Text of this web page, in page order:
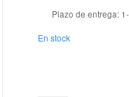
Plazo de entrega:
En stock